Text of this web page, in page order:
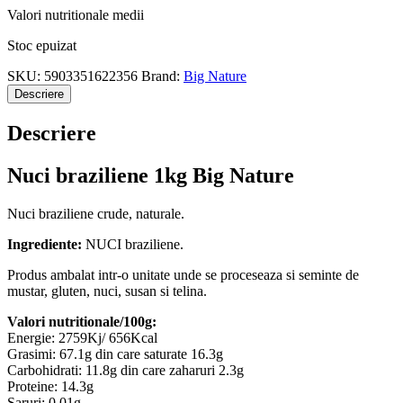
Valori nutritionale medii
Stoc epuizat
SKU: 5903351622356 Brand: Big Nature
Descriere
Descriere
Nuci braziliene 1kg Big Nature
Nuci braziliene crude, naturale.
Ingrediente: NUCI braziliene.
Produs ambalat intr-o unitate unde se proceseaza si seminte de
mustar, gluten, nuci, susan si telina.
Valori nutritionale/100g:
Energie: 2759Kj/ 656Kcal
Grasimi: 67.1g din care saturate 16.3g
Carbohidrati: 11.8g din care zaharuri 2.3g
Proteine: 14.3g